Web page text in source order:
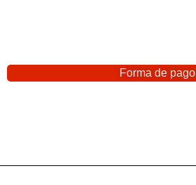
Forma de pago